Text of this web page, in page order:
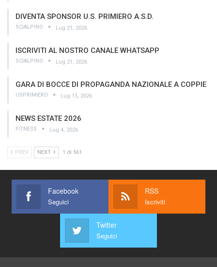
DIVENTA SPONSOR U.S. PRIMIERO A.S.D.
SCIALPINO Lug 21, 2026
ISCRIVITI AL NOSTRO CANALE WHATSAPP
SCIALPINO Lug 21, 2026
GARA DI BOCCE DI PROPAGANDA NAZIONALE A COPPIE
USPRIMIERO Lug 15, 2026
NEWS ESTATE 2026
FITNESS Lug 4, 2026
PREV NEXT 1 di 561
Facebook
Seguici
RSS
Iscriviti
Twitter
Seguici